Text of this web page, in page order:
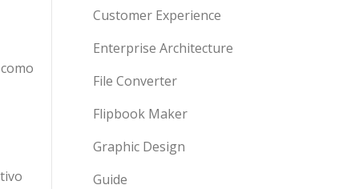
Customer Experience
Enterprise Architecture
File Converter
Flipbook Maker
Graphic Design
Guide